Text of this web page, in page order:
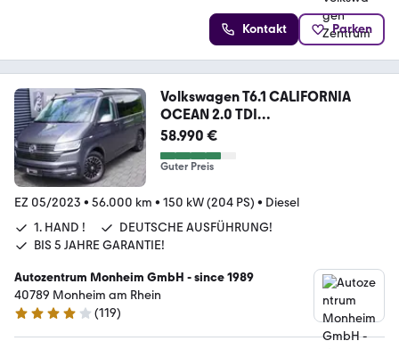
Kontakt Parken
Volkswagen T6.1 CALIFORNIA
OCEAN 2.0 TDI
DSG|LED|AHK|NAVI
58.990 €
Guter Preis
EZ 05/2023 • 56.000 km • 150 kW (204 PS) • Diesel
1. HAND !
DEUTSCHE AUSFÜHRUNG!
BIS 5 JAHRE GARANTIE!
Autozentrum Monheim GmbH - since 1989
40789 Monheim am Rhein
4 Sterne
(119)